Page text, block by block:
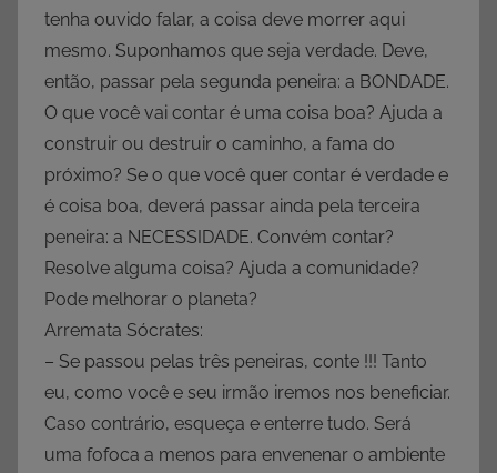
tenha ouvido falar, a coisa deve morrer aqui
mesmo. Suponhamos que seja verdade. Deve,
então, passar pela segunda peneira: a BONDADE.
O que você vai contar é uma coisa boa? Ajuda a
construir ou destruir o caminho, a fama do
próximo? Se o que você quer contar é verdade e
é coisa boa, deverá passar ainda pela terceira
peneira: a NECESSIDADE. Convém contar?
Resolve alguma coisa? Ajuda a comunidade?
Pode melhorar o planeta?
Arremata Sócrates:
– Se passou pelas três peneiras, conte !!! Tanto
eu, como você e seu irmão iremos nos beneficiar.
Caso contrário, esqueça e enterre tudo. Será
uma fofoca a menos para envenenar o ambiente